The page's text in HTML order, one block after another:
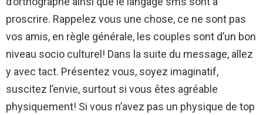
proscrire. Rappelez vous une chose, ce ne sont pas
vos amis, en règle générale, les couples sont d’un bon
niveau socio culturel! Dans la suite du message, allez
y avec tact. Présentez vous, soyez imaginatif,
suscitez l’envie, surtout si vous êtes agréable
physiquement! Si vous n’avez pas un physique de top